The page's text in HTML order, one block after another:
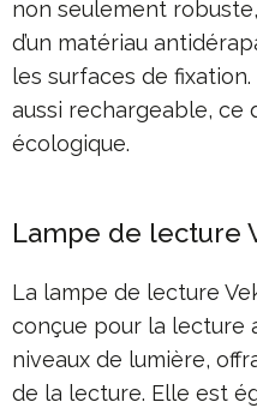
non seulement
d’un matériau
les surfaces de
aussi rechargeable, ce
écologique.
Lampe de lecture
La lampe de lecture
conçue pour la lecture
niveaux de lumière,
de la lecture. Elle est